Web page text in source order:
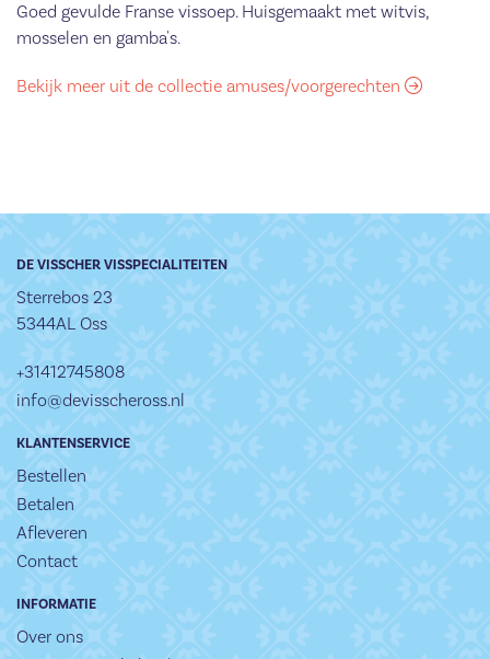
Goed gevulde Franse vissoep. Huisgemaakt met witvis,
mosselen en gamba's.
Bekijk meer uit de collectie amuses/voorgerechten
DE VISSCHER VISSPECIALITEITEN
Sterrebos 23
5344AL Oss
+31412745808
info@devisscheross.nl
KLANTENSERVICE
Bestellen
Betalen
Afleveren
Contact
INFORMATIE
Over ons